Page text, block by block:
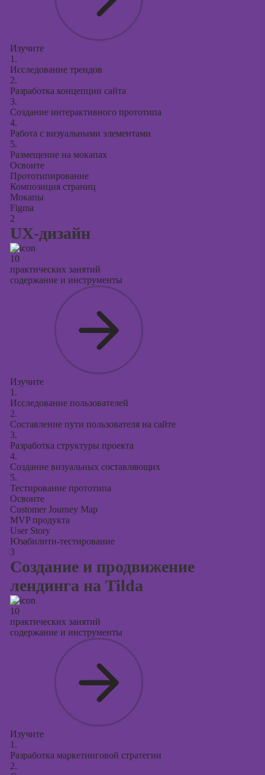
Изучите
1.
Исследование трендов
2.
Разработка концепции сайта
3.
Создание интерактивного прототипа
4.
Работа с визуальными элементами
5.
Размещение на мокапах
Освоите
Прототипирование
Композиция страниц
Мокапы
Figma
2
UX-дизайн
10
практических занятий
содержание и инструменты
Изучите
1.
Исследование пользователей
2.
Составление пути пользователя на сайте
3.
Разработка структуры проекта
4.
Создание визуальных составляющих
5.
Тестирование прототипа
Освоите
Customer Journey Map
MVP продукта
User Story
Юзабилити-тестирование
3
Создание и продвижение
лендинга на Tilda
10
практических занятий
содержание и инструменты
Изучите
1.
Разработка маркетинговой стратегии
2.